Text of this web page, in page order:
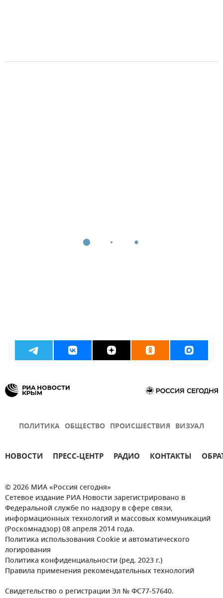
ПОЛИТИКА ОБЩЕСТВО ПРОИСШЕСТВИЯ ВИЗУАЛ
НОВОСТИ ПРЕСС-ЦЕНТР РАДИО КОНТАКТЫ
© 2026 МИА «Россия сегодня»
Сетевое издание РИА Новости зарегистрировано в
Федеральной службе по надзору в сфере связи,
информационных технологий и массовых коммуникаций
(Роскомнадзор) 08 апреля 2014 года.
Политика использования Cookie и автоматического
логирования
Политика конфиденциальности (ред. 2023 г.)
Правила применения рекомендательных технологий
Свидетельство о регистрации Эл № ФС77-57640.